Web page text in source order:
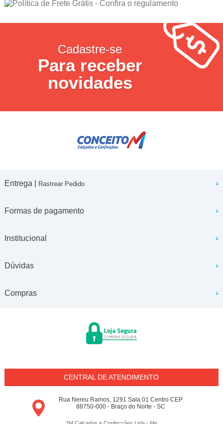
Cadastre-se
Para receber
novidades
Entrega | Rastrear Pedido
Formas de pagamento
Institucional
Dúvidas
Compras
CENTRAL DE ATENDIMENTO
Rua Nereu Ramos, 1291 Sala 01 Centro CEP
88750-000 - Braço do Norte - SC